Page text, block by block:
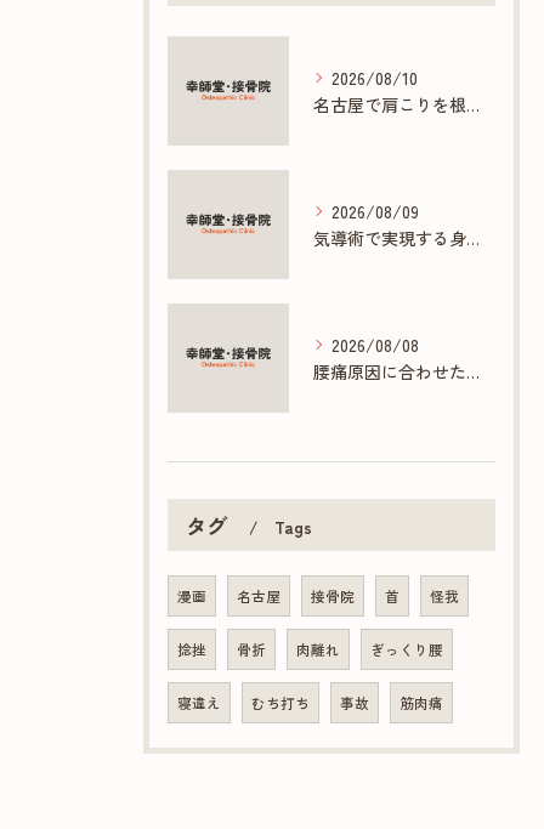
2026/08/10
名古屋で肩こりを根本改善する接骨院の施術法
2026/08/09
気導術で実現する身体と心の根本ケアとは
2026/08/08
腰痛原因に合わせた接骨院の根本ケア方法
タグ Tags
漫画 名古屋 接骨院 首 怪我
捻挫 骨折 肉離れ ぎっくり腰
寝違え むち打ち 事故 筋肉痛